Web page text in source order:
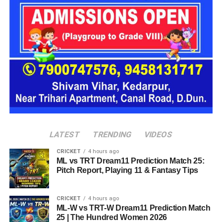
पूछताछ में ये बात सामने आई कि आरोपी अलग-अलग लोगों के सामने अपनी
पहचान बदलता था। कभी वो खुद को गृह मंत्रालय का अधिकारी बताता,
कभी रक्षा मंत्रालय से जुड़ा अफसर और कभी भारतीय सेना का वरिष्ठ
अधिकारी होने का दावा करता था।
देहरादून पुलिस ने किया गिरफ्तार
देहरादून पुलिस
को ये भी जानकारी मिली है कि वो कई होटलों में ठहरने के
बाद भुगतान किए बिना चला जाता था और होटल कर्मचारियों व सुरक्षा
कर्मियों के साथ भी कथित तौर पर धोखाधड़ी करता था।
LATEST TRENDING VIDEOS
CRICKET 4 hours ago
ML vs TRT Dream11 Prediction Match 25:
Pitch Report, Playing 11 & Fantasy Tips
CRICKET 4 hours ago
ML-W vs TRT-W Dream11 Prediction Match
25 | The Hundred Women 2026